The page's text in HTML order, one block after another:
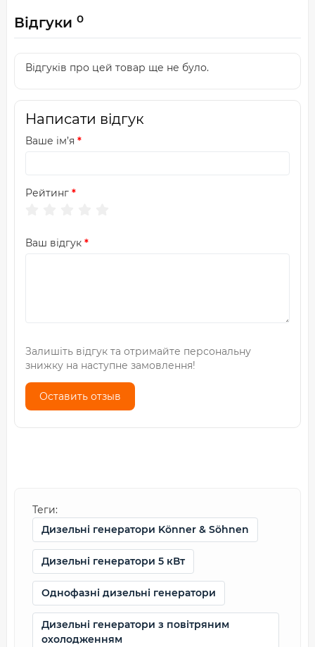
Відгуки 0
Відгуків про цей товар ще не було.
Написати відгук
Ваше ім’я
Рейтинг
Ваш відгук
Залишіть відгук та отримайте персональну
знижку на наступне замовлення!
Оставить отзыв
Теги:
Дизельні генератори Könner & Söhnen
Дизельні генератори 5 кВт
Однофазні дизельні генератори
Дизельні генератори з повітряним
охолодженням